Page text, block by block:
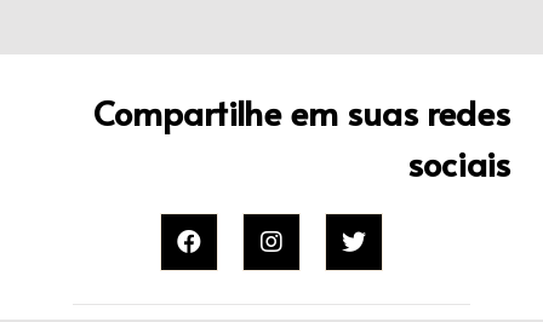
Compartilhe em suas redes
sociais